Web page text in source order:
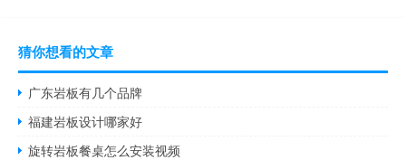
猜你想看的文章
广东岩板有几个品牌
福建岩板设计哪家好
旋转岩板餐桌怎么安装视频